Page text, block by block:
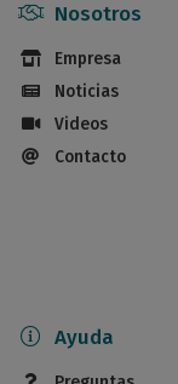
Nosotros
Empresa
Noticias
Videos
Contacto
Ayuda